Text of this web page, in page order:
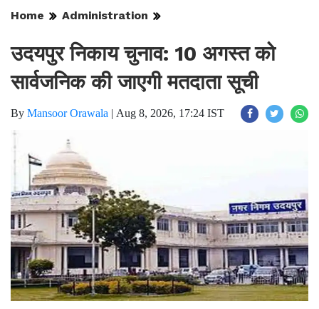
Home Administration
उदयपुर निकाय चुनाव: 10 अगस्त को
सार्वजनिक की जाएगी मतदाता सूची
By Mansoor Orawala | Aug 8, 2026, 17:24 IST